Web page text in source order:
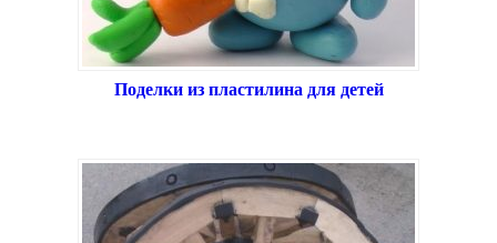
Поделки из пластилина для детей